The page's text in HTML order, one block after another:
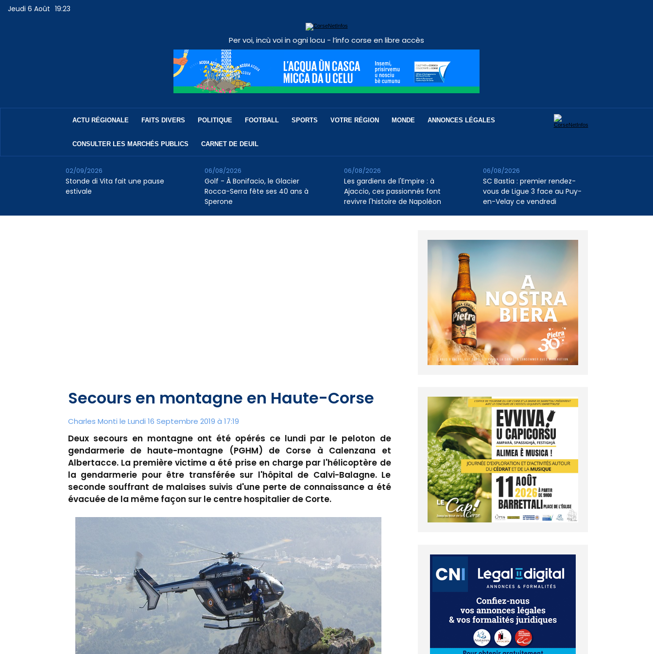
Jeudi 6 Août 19:23
Per voi, incù voi in ogni locu - l’info corse en libre accès
ACTU RÉGIONALE FAITS DIVERS POLITIQUE FOOTBALL SPORTS VOTRE RÉGION MONDE ANNONCES LÉGALES
CONSULTER LES MARCHÉS PUBLICS CARNET DE DEUIL
Stonde di Vita fait une pause
estivale
02/09/2026
Golf - À Bonifacio, le Glacier
Rocca-Serra fête ses 40 ans à
Sperone
06/08/2026
Les gardiens de l'Empire : à
Ajaccio, ces passionnés font
revivre l'histoire de Napoléon
06/08/2026
SC Bastia : premier rendez-
vous de Ligue 3 face au Puy-
en-Velay ce vendredi
06/08/2026
Secours en montagne en Haute-Corse
Charles Monti le Lundi 16 Septembre 2019 à 17:19
Deux secours en montagne ont été opérés ce lundi par le peloton de
gendarmerie de haute-montagne (PGHM) de Corse à Calenzana et
Albertacce. La première victime a été prise en charge par l'hélicoptère de
la gendarmerie pour être transférée sur l'hôpital de Calvi-Balagne. Le
seconde souffrant de malaises suivis d'une perte de connaissance a été
évacuée de la même façon sur le centre hospitalier de Corte.